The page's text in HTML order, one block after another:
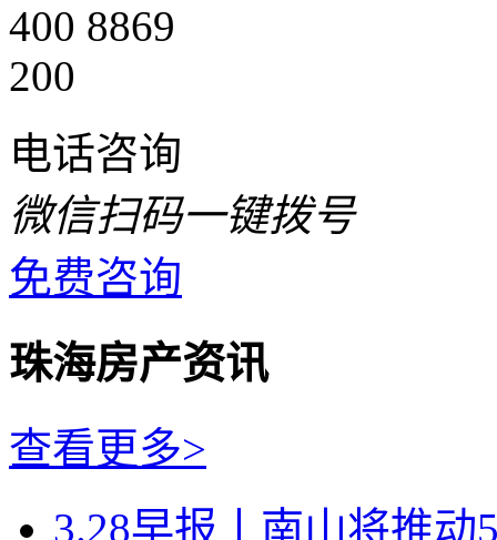
400 8869
200
电话咨询
微信扫码一键拨号
免费咨询
珠海房产资讯
查看更多>
3.28早报丨南山将推